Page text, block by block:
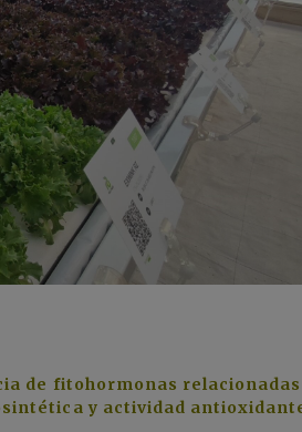
de fitohormonas relacionadas
y actividad